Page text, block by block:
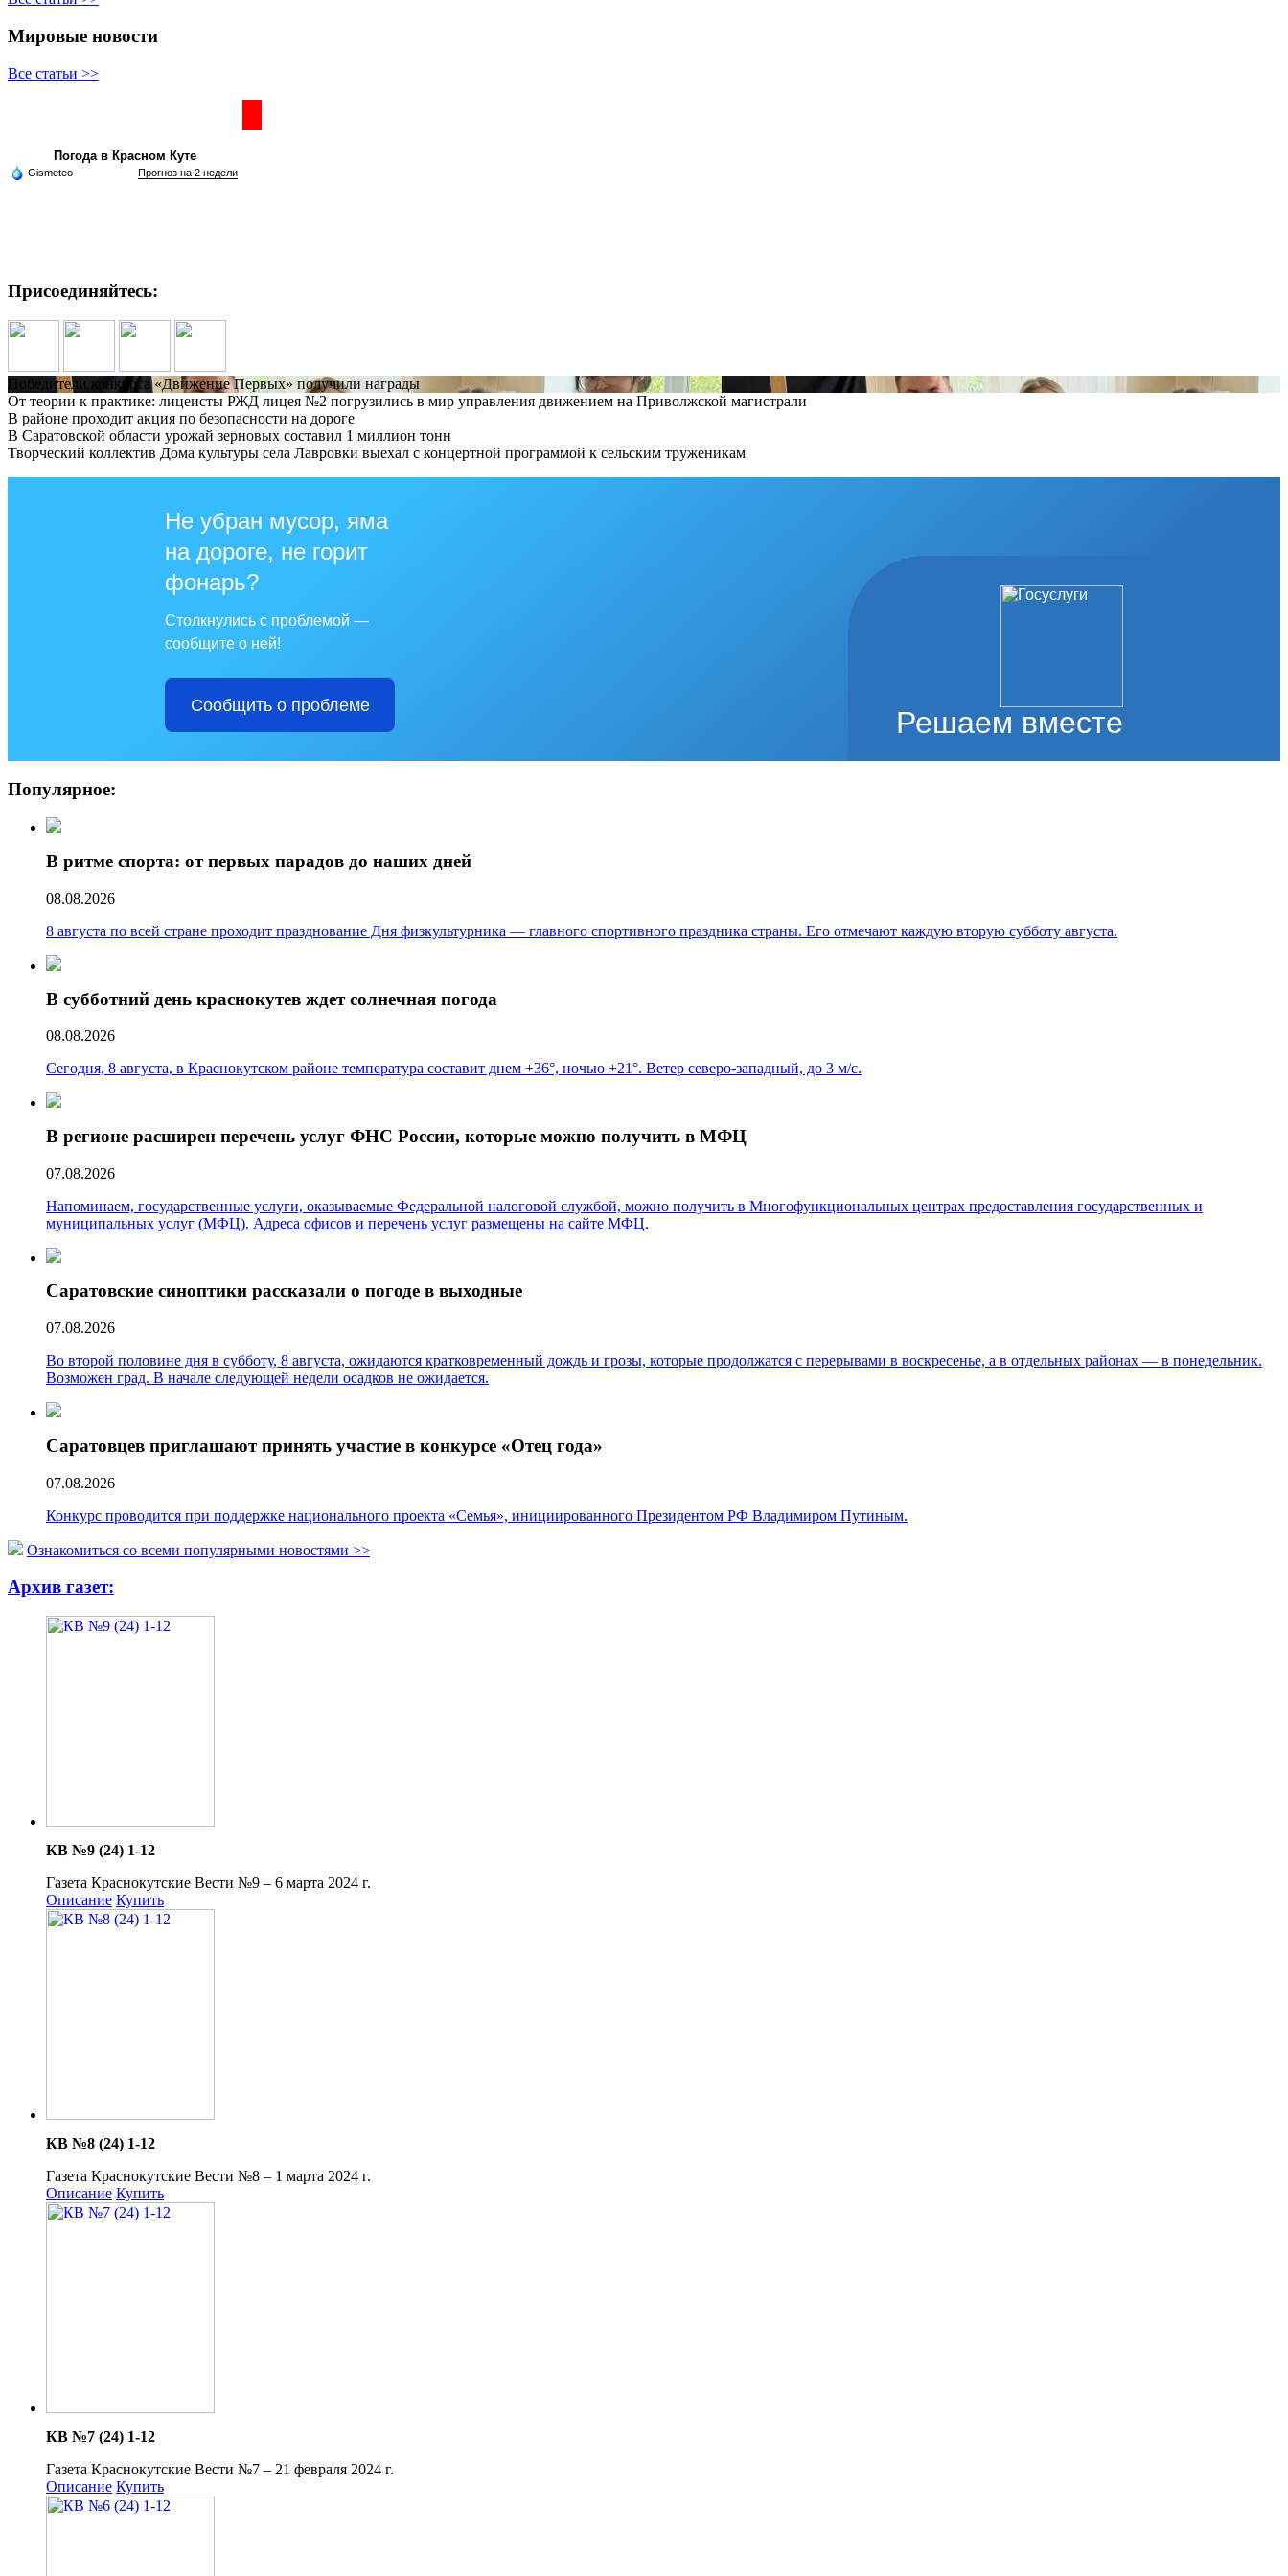
Мировые новости
Все статьи >>
Погода в Красном Куте
Gismeteo Прогноз на 2 недели
Присоединяйтесь:
Победители конкурса «Движение Первых» получили награды
От теории к практике: лицеисты РЖД лицея №2 погрузились в мир управления движением на Приволжской магистрали
В районе проходит акция по безопасности на дороге
В Саратовской области урожай зерновых составил 1 миллион тонн
Творческий коллектив Дома культуры села Лавровки выехал с концертной программой к сельским труженикам
Решаем вместе
Не убран мусор, яма
на дороге, не горит
фонарь?
Столкнулись с проблемой —
сообщите о ней!
Сообщить о проблеме
Популярное:
В ритме спорта: от первых парадов до наших дней
08.08.2026
8 августа по всей стране проходит празднование Дня физкультурника — главного спортивного праздника страны. Его отмечают каждую вторую субботу августа.
В субботний день краснокутев ждет солнечная погода
08.08.2026
Сегодня, 8 августа, в Краснокутском районе температура составит днем +36°, ночью +21°. Ветер северо-западный, до 3 м/с.
В регионе расширен перечень услуг ФНС России, которые можно получить в МФЦ
07.08.2026
Напоминаем, государственные услуги, оказываемые Федеральной налоговой службой, можно получить в Многофункциональных центрах предоставления государственных и
муниципальных услуг (МФЦ). Адреса офисов и перечень услуг размещены на сайте МФЦ.
Саратовские синоптики рассказали о погоде в выходные
07.08.2026
Во второй половине дня в субботу, 8 августа, ожидаются кратковременный дождь и грозы, которые продолжатся с перерывами в воскресенье, а в отдельных районах — в понедельник.
Возможен град. В начале следующей недели осадков не ожидается.
Саратовцев приглашают принять участие в конкурсе «Отец года»
07.08.2026
Конкурс проводится при поддержке национального проекта «Семья», инициированного Президентом РФ Владимиром Путиным.
Ознакомиться со всеми популярными новостями >>
Архив газет:
КВ №9 (24) 1-12
Газета Краснокутские Вести №9 – 6 марта 2024 г.
Описание Купить
КВ №8 (24) 1-12
Газета Краснокутские Вести №8 – 1 марта 2024 г.
Описание Купить
КВ №7 (24) 1-12
Газета Краснокутские Вести №7 – 21 февраля 2024 г.
Описание Купить